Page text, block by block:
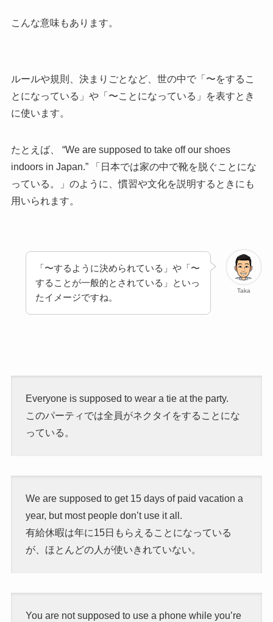
こんな意味もあります。
ルールや規則、決まりごとなど、世の中で「〜をするこ
とになっている」や「〜ことになっている」を表すとき
に使います。
たとえば、 “We are supposed to take off our shoes
indoors in Japan.” 「日本では家の中で靴を脱ぐことにな
っている。」のように、慣習や文化を説明するときにも
用いられます。
Taka
「〜するように決められている」や「〜
することが一般的とされている」といっ
たイメージですね。
Everyone is supposed to wear a tie at the party.
このパーティでは全員がネクタイをすることにな
っている。
We are supposed to get 15 days of paid vacation a
year, but most people don’t use it all.
有給休暇は年に15日もらえることになっている
が、ほとんどの人が使いきれていない。
You are not supposed to use a phone while you’re